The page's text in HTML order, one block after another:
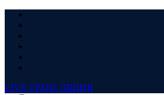
LIVE ТРАНСЛЯЦИЯ